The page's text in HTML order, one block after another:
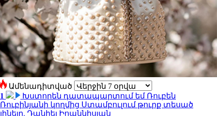
Ամենադիտված
1
Խստորեն դատապարտում եմ Ռուբեն
Ռուբինյանի կողմից Ստամբուլում թուրք տեսած
լինելը. Դանիել Իոաննիսյան